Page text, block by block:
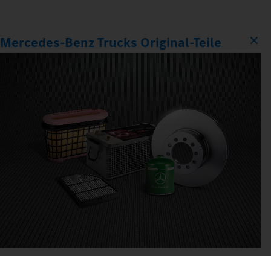
Mercedes‑Benz Trucks Original‑Teile